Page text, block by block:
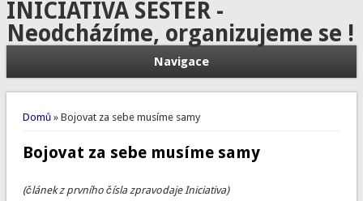
INICIATIVA SESTER -
Neodcházíme, organizujeme se !
Navigace
Jste zde
Domů» Bojovat za sebe musíme samy
Bojovat za sebe musíme samy
(článek z prvního čísla zpravodaje Iniciativa)